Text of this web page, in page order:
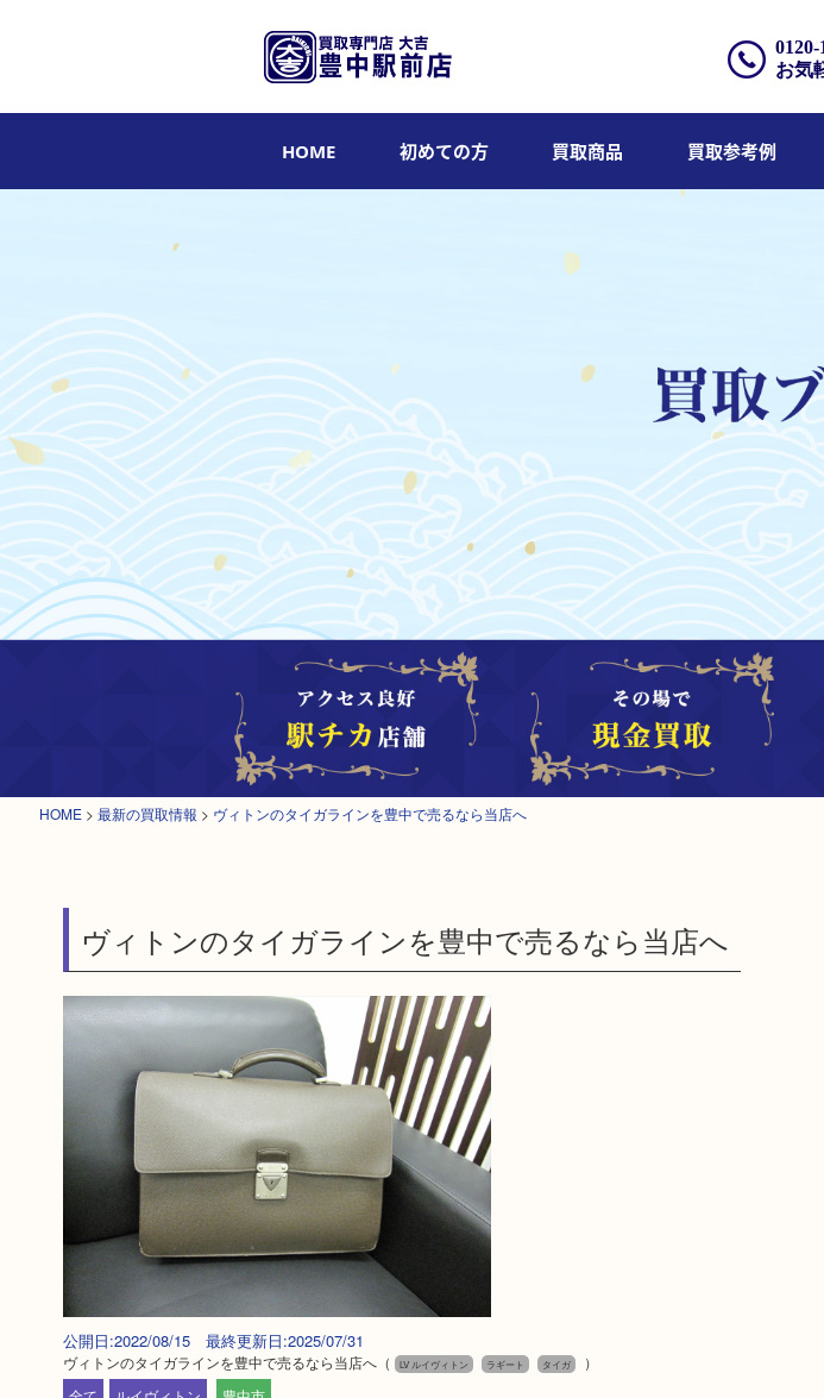
0120-
お気
HOME 初めての方 買取商品 買取参考例
HOME > 最新の買取情報 > ヴィトンのタイガラインを豊中で売るなら当店へ
ヴィトンのタイガラインを豊中で売るなら当店へ
公開日:2022/08/15 最終更新日:2025/07/31
ヴィトンのタイガラインを豊中で売るなら当店へ（ LV ルイヴィトン ラギート タイガ
）